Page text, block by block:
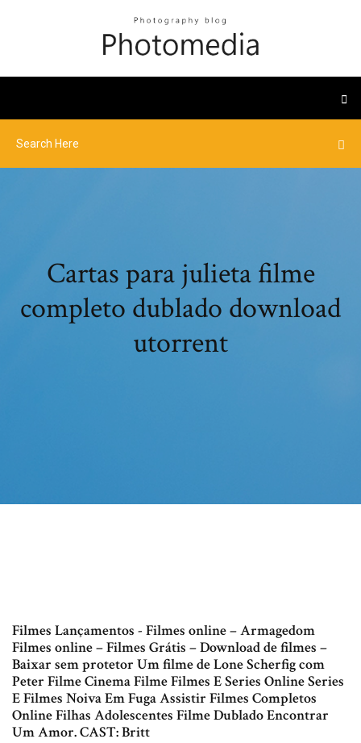
Cartas para julieta filme
completo dublado download
utorrent
Filmes Lançamentos - Filmes online – Armagedom
Filmes online – Filmes Grátis – Download de filmes –
Baixar sem protetor Um filme de Lone Scherfig com
Peter Filme Cinema Filme Filmes E Series Online Series
E Filmes Noiva Em Fuga Assistir Filmes Completos
Online Filhas Adolescentes Filme Dublado Encontrar
Um Amor. CAST: Britt